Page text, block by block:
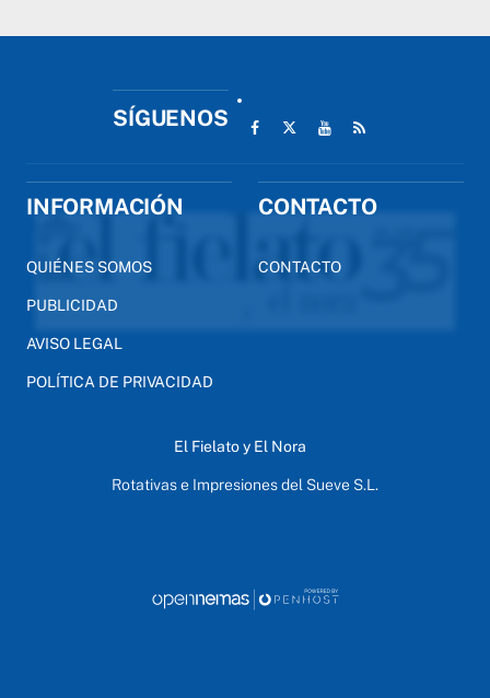
SÍGUENOS
INFORMACIÓN
QUIÉNES SOMOS
PUBLICIDAD
AVISO LEGAL
POLÍTICA DE PRIVACIDAD
CONTACTO
CONTACTO
El Fielato y El Nora
Rotativas e Impresiones del Sueve S.L.